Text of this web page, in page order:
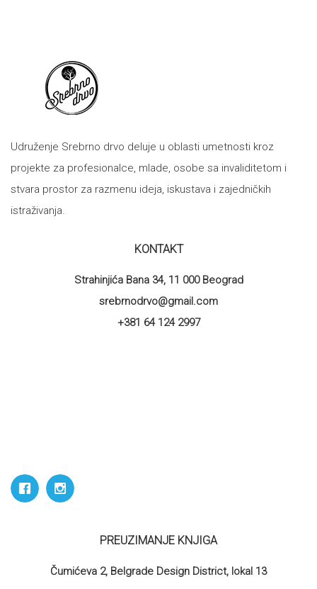
Udruženje Srebrno drvo deluje u oblasti umetnosti kroz
projekte za profesionalce, mlade, osobe sa invaliditetom i
stvara prostor za razmenu ideja, iskustava i zajedničkih
istraživanja.
KONTAKT
Strahinjića Bana 34, 11 000 Beograd
srebrnodrvo@gmail.com
+381 64 124 2997
PREUZIMANJE KNJIGA
Čumićeva 2, Belgrade Design District, lokal 13